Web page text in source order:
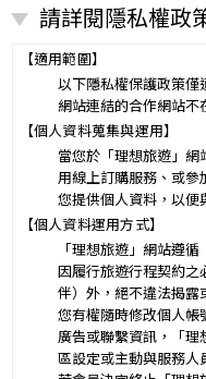
營業所：
甲乙雙方同意就本旅遊事項
第一條（國外旅遊之意義）
本契約所謂國外旅遊，
遊。
赴中國大陸旅行者，準用
第二條（適用之範圍及順序）
甲乙雙方關於本旅遊之
中未約定者，適用中華
第三條（旅遊團名稱、旅遊
本旅遊團名稱為
一、 旅遊地區（國家、
二、
行程（啟程出發地
宿旅館、餐飲、遊覽
明）：_________
與本契約有關之附件、
均視為本契約內容之一
請詳閱隱私權政
【適用範圍】
以下隱私權保護政策僅
網站連結的合作網站不
【個人資料蒐集與運用】
當您於「理想旅遊」
用線上訂購服務、或參
您提供個人資料，以便
【個人資料運用方式】
「理想旅遊」網站遵
因履行旅遊行程契約之
伴）外，絕不違法揭露
您有權隨時修改個人帳
廣告或聯繫資訊，「理
區設定或主動與服務人